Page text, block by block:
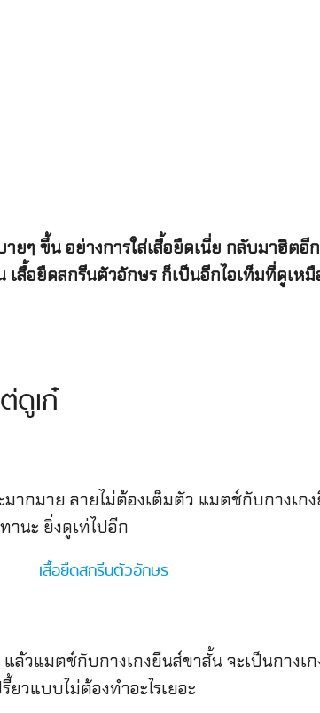
ๆ ขึ้น อย่างการใส่เสื้อยืดเนี่ย กลับมาฮิตอีก
อยืดสกรีนตัวอักษร ก็เป็นอีกไอเท็มที่ดูเหมื
ดูเก๋
ากมาย ลายไม่ต้องเต็มตัว แมตช์กับกางเกง
านะ ยิ่งดูเท่ไปอีก
วแมตช์กับกางเกงยีนส์ขาสั้น จะเป็นกางเ
วแบบไม่ต้องทำอะไรเยอะ